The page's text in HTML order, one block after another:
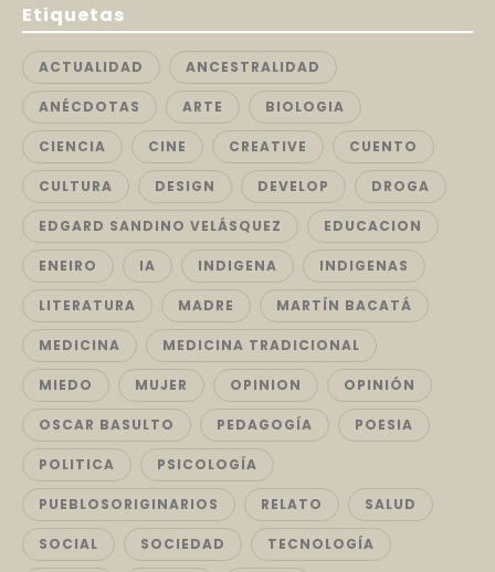
Etiquetas
ACTUALIDAD ANCESTRALIDAD
ANÉCDOTAS ARTE BIOLOGIA
CIENCIA CINE CREATIVE CUENTO
CULTURA DESIGN DEVELOP DROGA
EDGARD SANDINO VELÁSQUEZ EDUCACION
ENEIRO IA INDIGENA INDIGENAS
LITERATURA MADRE MARTÍN BACATÁ
MEDICINA MEDICINA TRADICIONAL
MIEDO MUJER OPINION OPINIÓN
OSCAR BASULTO PEDAGOGÍA POESIA
POLITICA PSICOLOGÍA
PUEBLOSORIGINARIOS RELATO SALUD
SOCIAL SOCIEDAD TECNOLOGÍA